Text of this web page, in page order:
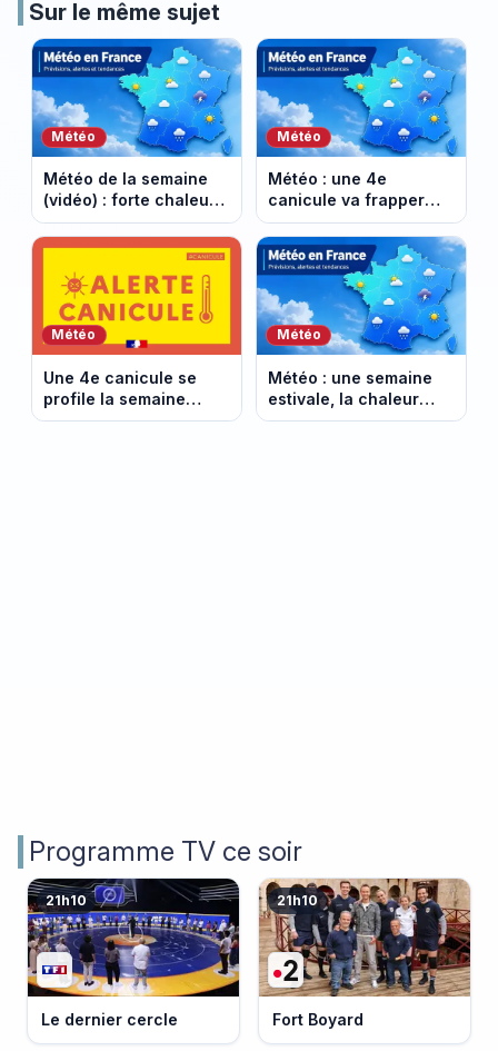
Sur le même sujet
Météo
Météo de la semaine
(vidéo) : forte chaleur,
orages et baisse des
températures en
Météo
Météo : une 4e
canicule va frapper
une grande partie du
pays (prévisions météo
en vidéo)
Météo
Une 4e canicule se
profile la semaine
prochaine : à quoi
Météo
Météo : une semaine
estivale, la chaleur
s’accroche au sud
Programme TV ce soir
21h10
Le dernier cercle
21h10
Fort Boyard